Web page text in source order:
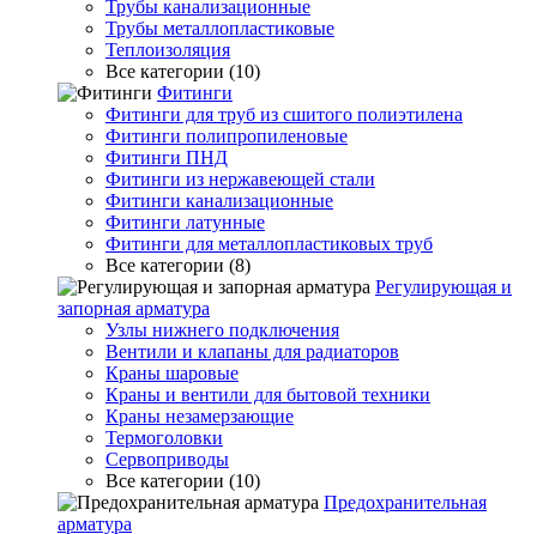
Трубы канализационные
Трубы металлопластиковые
Теплоизоляция
Все категории (10)
Фитинги
Фитинги для труб из сшитого полиэтилена
Фитинги полипропиленовые
Фитинги ПНД
Фитинги из нержавеющей стали
Фитинги канализационные
Фитинги латунные
Фитинги для металлопластиковых труб
Все категории (8)
Регулирующая и
запорная арматура
Узлы нижнего подключения
Вентили и клапаны для радиаторов
Краны шаровые
Краны и вентили для бытовой техники
Краны незамерзающие
Термоголовки
Сервоприводы
Все категории (10)
Предохранительная
арматура